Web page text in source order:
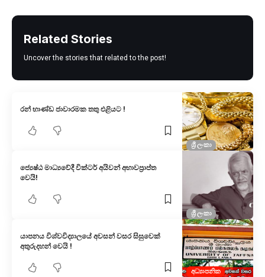
Related Stories
Uncover the stories that related to the post!
ශ්‍රී ලංකා
රන් භාණ්ඩ ජාවාරමක තතු එළියට !
ශ්‍රී ලංකා
ජ්‍යෙෂ්ඨ මාධ්‍යවේදී වික්ටර් අයිවන් අභාවප්‍රාප්ත
වෙයි!
අධ්‍යාපනික
යාපනය විශ්වවිද්‍යාලයේ අවසන් වසර සිසුවෙක්
අතුරුදහන් වෙයි !